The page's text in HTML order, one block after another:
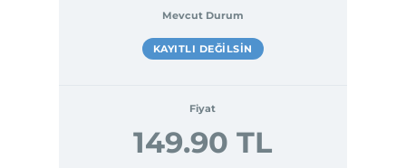
Mevcut Durum
KAYITLI DEĞILSIN
Fiyat
149.90 TL